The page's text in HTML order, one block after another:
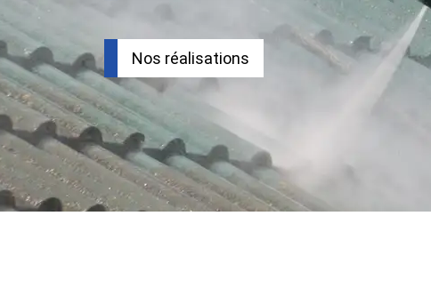
Nos réalisations